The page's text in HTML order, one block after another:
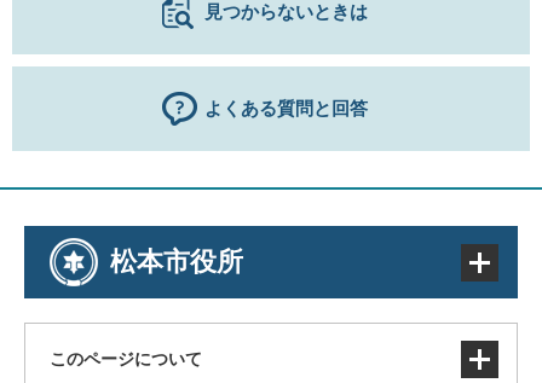
見つからないときは
よくある質問と回答
松本市役所
このページについて